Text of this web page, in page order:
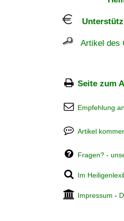
Artikel des
Seite zum
Empfehlung
Artikel
Fragen? -
Im
Impressum -